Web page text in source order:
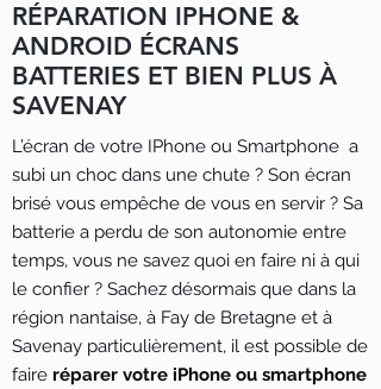
RÉPARATION IPHONE &
ANDROID ÉCRANS
BATTERIES ET BIEN PLUS À
SAVENAY
L’écran de votre IPhone ou Smartphone a
subi un choc dans une chute ? Son écran
brisé vous empêche de vous en servir ? Sa
batterie a perdu de son autonomie entre
temps, vous ne savez quoi en faire ni à qui
le confier ? Sachez désormais que dans la
région nantaise, à Fay de Bretagne et à
Savenay particulièrement, il est possible de
faire réparer votre iPhone ou smartphone